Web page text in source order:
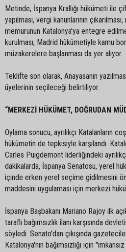
Metinde, İspanya Krallığı hükümeti ile
yapılması, vergi kanunlarının
memurunun Katalonya'ya entegre
kurulması, Madrid hükümetiyle kamu
müzakerelere başlanması da yer alıyor.
Teklifte son olarak, Anayasanın
üyelerinin seçileceği belirtiliyor.
“MERKEZİ HÜKÜMET, DOĞRUDAN
Oylama sonucu, ayrılıkçı Katalanların
hükümetin de tepkisiyle karşılandı.
Carles Puigdemont liderliğindeki
dakikalarda, İspanya Senatosu, yerel
içinde erken yerel seçime gidilmesini
maddesini uygulaması için merkezi
İspanya Başbakanı Mariano Rajoy ilk
taraflı bağımsızlık ilanı karşısında
söyledi. Senato'dan çıkışında
Katalonya'nın bağımsızlığı için